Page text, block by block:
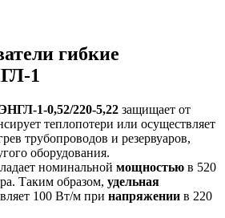
гибкие
1
ЭНГЛ-1-0,52/220-5,22 защищает от
теплопотери или осуществляет
трубопроводов и резервуаров,
оборудования.
номинальной мощностью в 520
Таким образом, удельная
100 Вт/м при напряжении в 220